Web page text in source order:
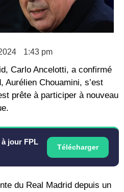
1:43 pm
Carlo Ancelotti, a confirmé
Aurélien Chouamini, s’est
prête à participer à nouveau
jour FPL
Télécharger
du Real Madrid depuis un